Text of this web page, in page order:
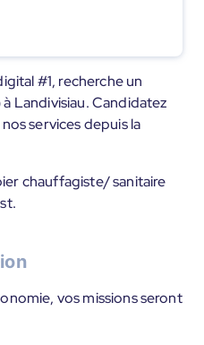
#1, recherche un
Landivisiau. Candidatez
services depuis la
chauffagiste/ sanitaire
vos missions seront